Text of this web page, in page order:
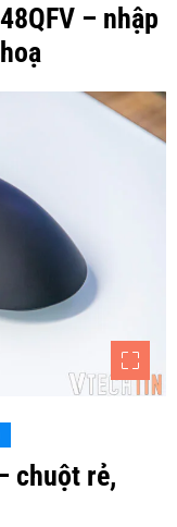
– nhập
chuột rẻ,